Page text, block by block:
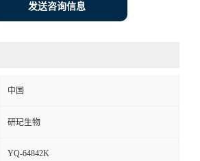
发送咨询信息
中国
研玘生物
YQ-64842K